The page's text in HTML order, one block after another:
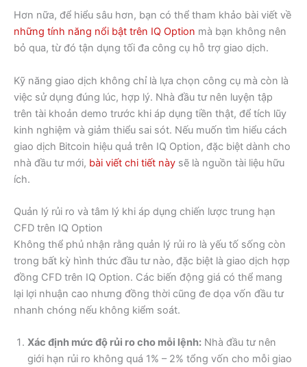
Hơn nữa, để hiểu sâu hơn, bạn có thể tham khảo bài viết về
những tính năng nổi bật trên IQ Option mà bạn không nên
bỏ qua, từ đó tận dụng tối đa công cụ hỗ trợ giao dịch.
Kỹ năng giao dịch không chỉ là lựa chọn công cụ mà còn là
việc sử dụng đúng lúc, hợp lý. Nhà đầu tư nên luyện tập
trên tài khoản demo trước khi áp dụng tiền thật, để tích lũy
kinh nghiệm và giảm thiểu sai sót. Nếu muốn tìm hiểu cách
giao dịch Bitcoin hiệu quả trên IQ Option, đặc biệt dành cho
nhà đầu tư mới, bài viết chi tiết này sẽ là nguồn tài liệu hữu
ích.
Quản lý rủi ro và tâm lý khi áp dụng chiến lược trung hạn
CFD trên IQ Option
Không thể phủ nhận rằng quản lý rủi ro là yếu tố sống còn
trong bất kỳ hình thức đầu tư nào, đặc biệt là giao dịch hợp
đồng CFD trên IQ Option. Các biến động giá có thể mang
lại lợi nhuận cao nhưng đồng thời cũng đe dọa vốn đầu tư
nhanh chóng nếu không kiểm soát.
Xác định mức độ rủi ro cho mỗi lệnh: Nhà đầu tư nên
giới hạn rủi ro không quá 1% – 2% tổng vốn cho mỗi giao